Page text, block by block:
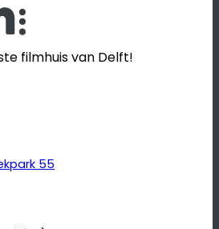
filmhuis van Delft!
55